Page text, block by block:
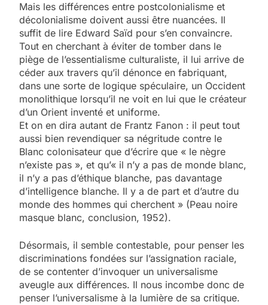
Mais les différences entre postcolonialisme et
décolonialisme doivent aussi être nuancées. Il
suffit de lire Edward Saïd pour s’en convaincre.
Tout en cherchant à éviter de tomber dans le
piège de l’essentialisme culturaliste, il lui arrive de
céder aux travers qu’il dénonce en fabriquant,
dans une sorte de logique spéculaire, un Occident
monolithique lorsqu’il ne voit en lui que le créateur
d’un Orient inventé et uniforme.
Et on en dira autant de Frantz Fanon : il peut tout
aussi bien revendiquer sa négritude contre le
Blanc colonisateur que d’écrire que « le nègre
n’existe pas », et qu’« il n’y a pas de monde blanc,
il n’y a pas d’éthique blanche, pas davantage
d’intelligence blanche. Il y a de part et d’autre du
monde des hommes qui cherchent » (Peau noire
masque blanc, conclusion, 1952).
Désormais, il semble contestable, pour penser les
discriminations fondées sur l’assignation raciale,
de se contenter d’invoquer un universalisme
aveugle aux différences. Il nous incombe donc de
penser l’universalisme à la lumière de sa critique.